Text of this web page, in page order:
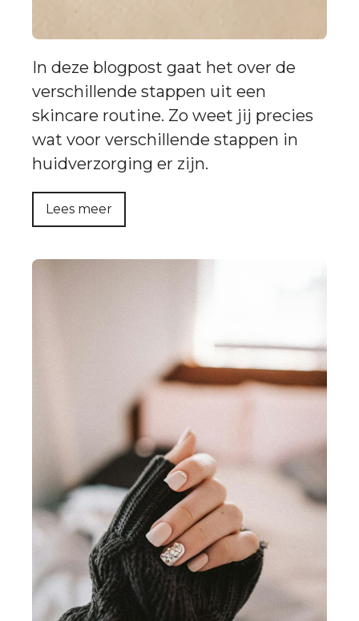
In deze blogpost gaat het over de
verschillende stappen uit een
skincare routine. Zo weet jij precies
wat voor verschillende stappen in
huidverzorging er zijn.
Lees meer